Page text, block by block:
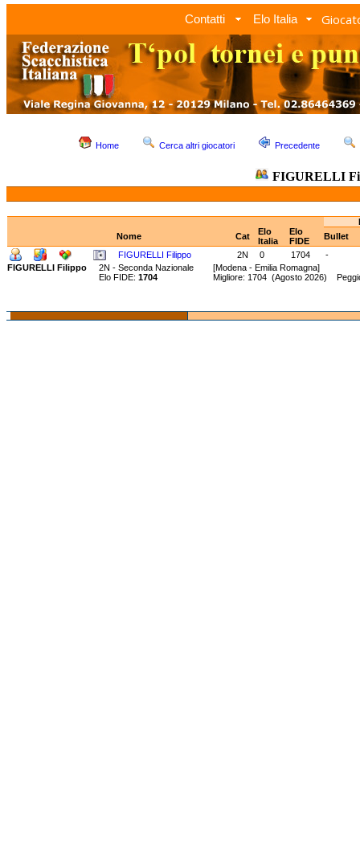
Contatti Elo Italia
Home Cerca altri giocatori Precedente
FIGURELLI
Nome
Cat
Elo
Italia
Elo
FIDE
Bullet
FIGURELLI Filippo
2N 0 1704
-
FIGURELLI Filippo
2N - Seconda Nazionale [Modena - Emilia Romagna]
Elo FIDE: 1704 Migliore: 1704 (Agosto 2026)